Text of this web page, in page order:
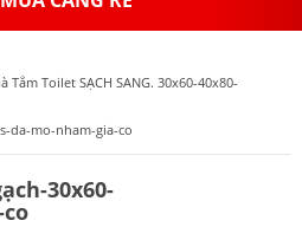
Toilet SẠCH SANG. 30x60-40x80-
da-mo-nham-gia-co
30x60-